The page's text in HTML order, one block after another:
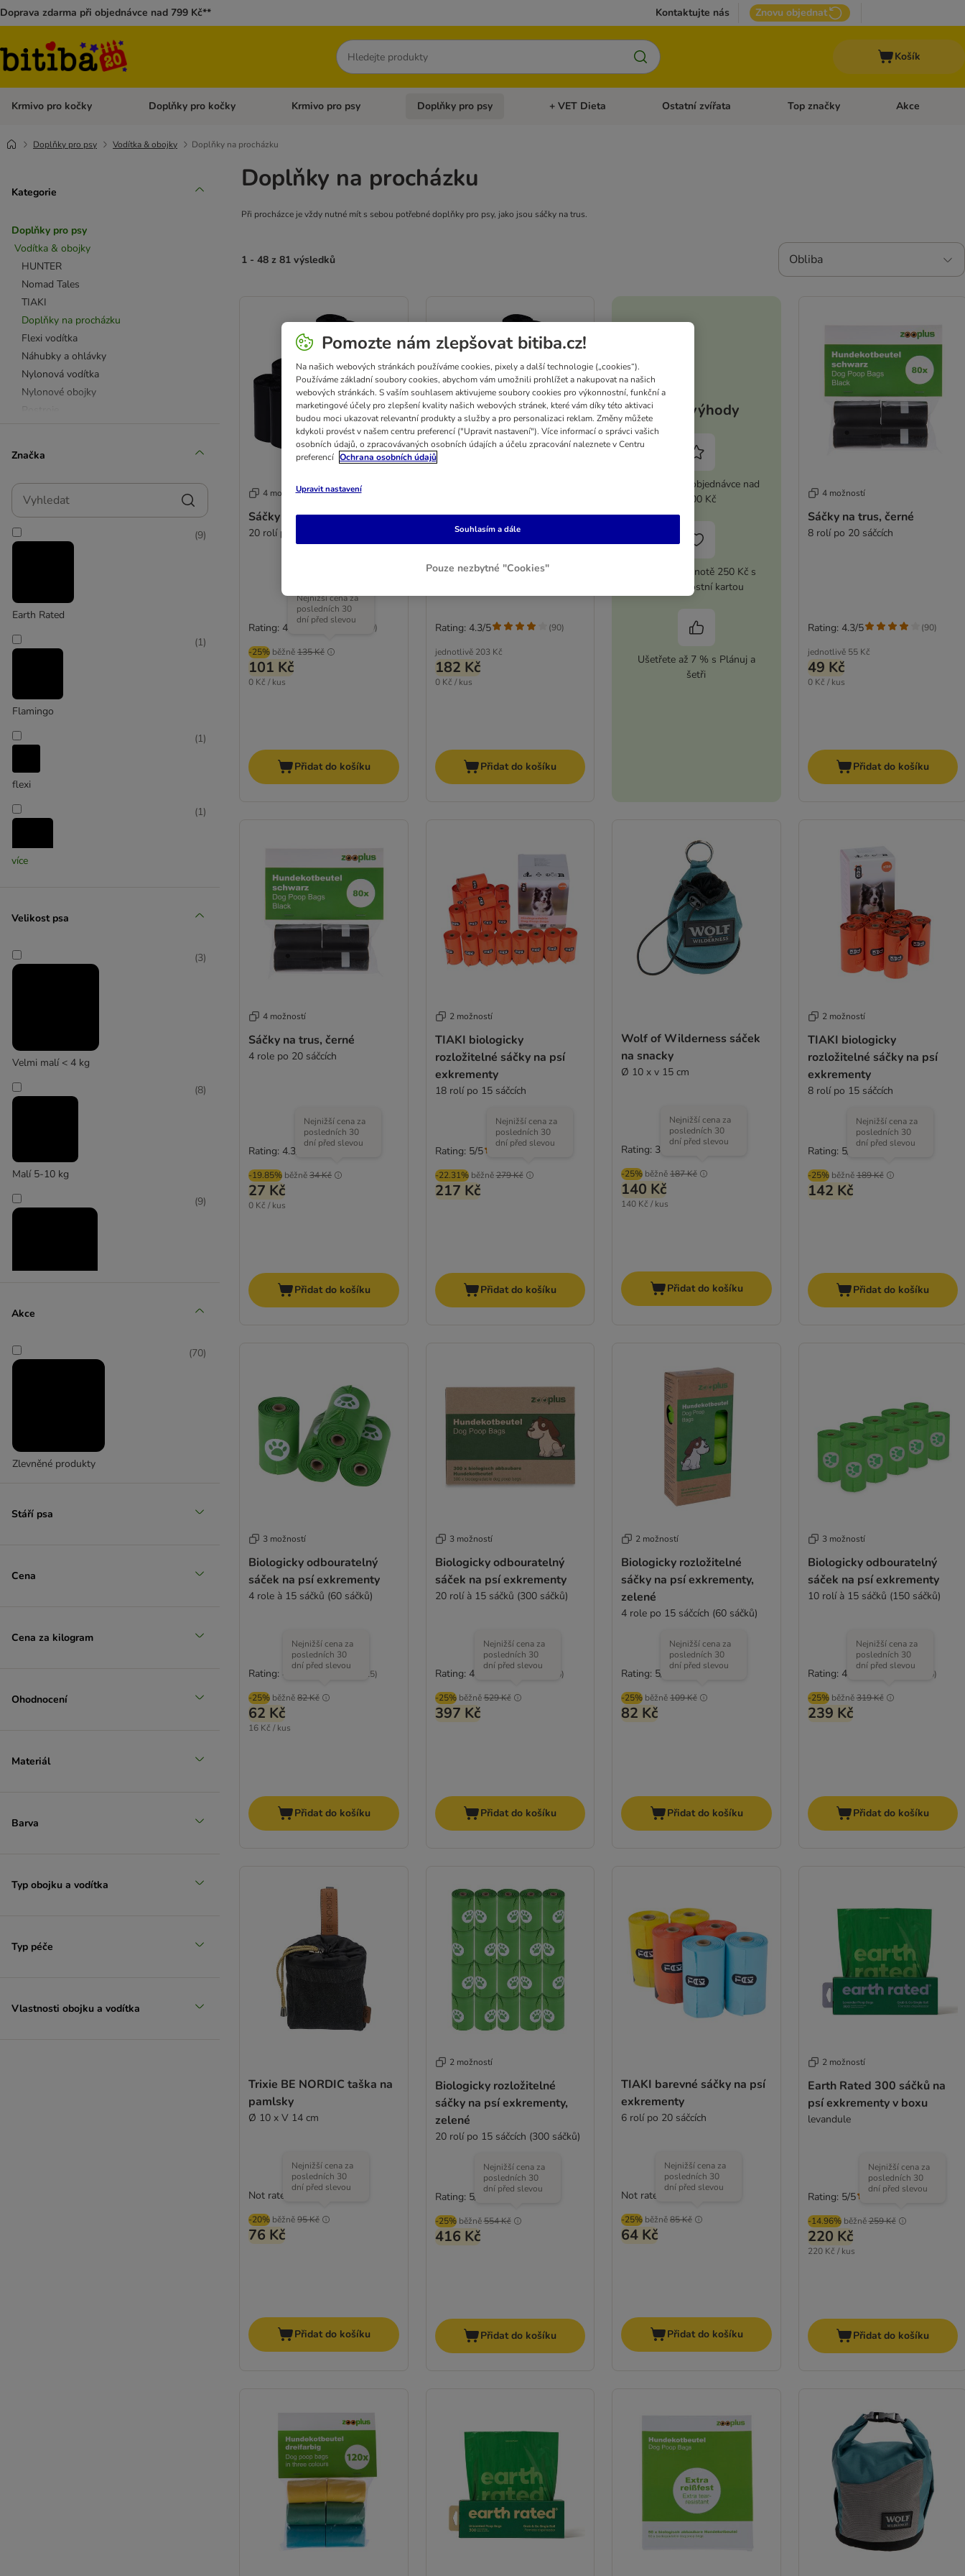
Doprava zdarma při objednávce nad 799 Kč** Kontaktujte nás Znovu objednat
Hledat
Košík
Krmivo pro kočky Otevřít menu: Krmivo pro kočky
Doplňky pro kočky Otevřít menu: Doplňky pro kočky
Krmivo pro psy Otevřít menu: Krmivo pro psy
Doplňky pro psy Otevřít menu: Doplňky pro psy
+ VET Dieta Otevřít menu: + VET Dieta
Ostatní zvířata Otevřít menu: Ostatní zvířata
Top značky Otevřít menu:
Akce
Doplňky pro psy Vodítka & obojky Doplňky na procházku
Kategorie
Doplňky pro psy
Vodítka & obojky
HUNTER
Nomad Tales
TIAKI
Doplňky na procházku
Flexi vodítka
Náhubky a ohlávky
Nylonová vodítka
Nylonové obojky
Kožená vodítka
Výcvikové obojky
Výcviková vodítka
Vodítka z jiných materiálů
KONG navíjecí vodítka
Rukka®
Značka
Vyhledat
Earth Rated
(9)
Flamingo
(1)
flexi
(1)
(1)
Kerbl Works
více
Velikost psa
Velmi malí < 4 kg
(3)
Malí 5-10 kg
(8)
(9)
Akce
Zlevněné produkty
(70)
Stáří psa
Cena
Cena za kilogram
Ohodnocení
Materiál
Barva
Typ obojku a vodítka
Typ péče
Vlastnosti obojku a vodítka
Doplňky na procházku
Při procházce je vždy nutné mít s sebou potřebné doplňky pro psy, jako jsou sáčky na trus.
1 - 48 z 81 výsledků Obliba
4 možností
Sáčky na trus, černé
20 rolí po 20 sáčcích
-25% běžně135 Kč
Nejnižší cena za
posledních 30
dní před slevou
101 Kč
0 Kč / kus
Rating: 4.3/5 90)
Přidat do košíku
Sáčky na trus, černé
40 rolí po 20 sáčcích
jednotlivě 203 Kč
182 Kč
0 Kč / kus
Rating: 4.3/5 (90)
Přidat do košíku
Vaše výhody
5% sleva při objednávce nad
2 100 Kč
Kupón v hodnotě 250 Kč s
vaší Věrnostní kartou
Ušetřete až 7 % s Plánuj a
šetři
4 možností
Sáčky na trus, černé
8 rolí po 20 sáčcích
jednotlivě 55 Kč
49 Kč
0 Kč / kus
Rating: 4.3/5 (90)
Přidat do košíku
4 možností
Sáčky na trus, černé
4 role po 20 sáčcích
-19.85% běžně34 Kč
Nejnižší cena za
posledních 30
dní před slevou
27 Kč
0 Kč / kus
Rating: 4.3/5
Přidat do košíku
2 možností
TIAKI biologicky
rozložitelné sáčky na psí
exkrementy
18 rolí po 15 sáčcích
-22.31% běžně279 Kč
Nejnižší cena za
posledních 30
dní před slevou
217 Kč
Rating: 5/5
Přidat do košíku
Wolf of Wilderness sáček
na snacky
Ø 10 x v 15 cm
-25% běžně187 Kč
Nejnižší cena za
posledních 30
dní před slevou
140 Kč
140 Kč / kus
Rating: 3.5/5
Přidat do košíku
2 možností
TIAKI biologicky
rozložitelné sáčky na psí
exkrementy
8 rolí po 15 sáčcích
-25% běžně189 Kč
Nejnižší cena za
posledních 30
dní před slevou
142 Kč
Rating: 5/5
Přidat do košíku
3 možností
Biologicky odbouratelný
sáček na psí exkrementy
4 role à 15 sáčků (60 sáčků)
-25% běžně82 Kč
Nejnižší cena za
posledních 30
dní před slevou
62 Kč
16 Kč / kus
Rating: 4.1/5 25)
Přidat do košíku
3 možností
Biologicky odbouratelný
sáček na psí exkrementy
20 rolí à 15 sáčků (300 sáčků)
-25% běžně529 Kč
Nejnižší cena za
posledních 30
dní před slevou
397 Kč
Rating: 4.1/5 25)
Přidat do košíku
2 možností
Biologicky rozložitelné
sáčky na psí exkrementy,
zelené
4 role po 15 sáčcích (60 sáčků)
-25% běžně109 Kč
Nejnižší cena za
posledních 30
dní před slevou
82 Kč
Rating: 5/5
Přidat do košíku
3 možností
Biologicky odbouratelný
sáček na psí exkrementy
10 rolí à 15 sáčků (150 sáčků)
-25% běžně319 Kč
Nejnižší cena za
posledních 30
dní před slevou
239 Kč
Rating: 4.1/5 25)
Přidat do košíku
Trixie BE NORDIC taška na
pamlsky
Ø 10 x V 14 cm
-20% běžně95 Kč
Nejnižší cena za
posledních 30
dní před slevou
76 Kč
Not rated
Přidat do košíku
2 možností
Biologicky rozložitelné
sáčky na psí exkrementy,
zelené
20 rolí po 15 sáčcích (300 sáčků)
-25% běžně554 Kč
Nejnižší cena za
posledních 30
dní před slevou
416 Kč
Rating: 5/5
Přidat do košíku
TIAKI barevné sáčky na psí
exkrementy
6 rolí po 20 sáčcích
-25% běžně85 Kč
Nejnižší cena za
posledních 30
dní před slevou
64 Kč
Not rated
Přidat do košíku
2 možností
Earth Rated 300 sáčků na
psí exkrementy v boxu
levandule
-14.96% běžně259 Kč
Nejnižší cena za
posledních 30
dní před slevou
220 Kč
220 Kč / kus
Rating: 5/5
Přidat do košíku
Pomozte nám zlepšovat bitiba.cz!
Na našich webových stránkách používáme cookies, pixely a další technologie („cookies“).
Používáme základní soubory cookies, abychom vám umožnili prohlížet a nakupovat na našich
webových stránkách. S vaším souhlasem aktivujeme soubory cookies pro výkonnostní, funkční a
marketingové účely pro zlepšení kvality našich webových stránek, které vám díky této aktivaci
budou moci ukazovat relevantní produkty a služby a pro personalizaci reklam. Změny můžete
kdykoli provést v našem centru preferencí ("Upravit nastavení"). Více informací o správci vašich
osobních údajů, o zpracovávaných osobních údajích a účelu zpracování naleznete v Centru
preferencí Ochrana osobních údajů
Upravit nastavení
Pouze nezbytné "Cookies"
Souhlasím a dále